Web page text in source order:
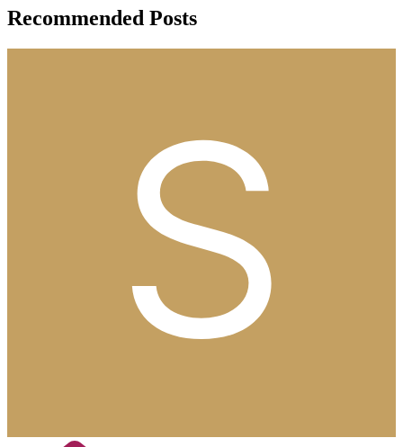
Recommended Posts